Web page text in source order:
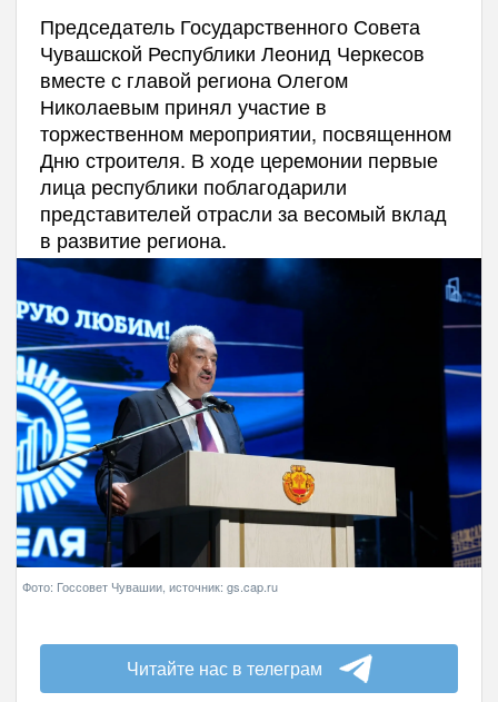
Председатель Государственного Совета
Чувашской Республики Леонид Черкесов
вместе с главой региона Олегом
Николаевым принял участие в
торжественном мероприятии, посвященном
Дню строителя. В ходе церемонии первые
лица республики поблагодарили
представителей отрасли за весомый вклад
в развитие региона.
Фото: Госсовет Чувашии, источник: gs.cap.ru
Читайте нас в телеграм